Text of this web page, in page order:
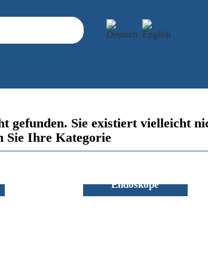
gefunden. Sie existiert vielleicht
Sie Ihre Kategorie
Endoskope